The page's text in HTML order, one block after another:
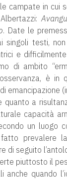
campate in cui
. Date le
singoli testi,
e
di ambito
è in
emancipazione
a
capacità
un luogo
prevalere
di seguito
piuttosto il
anche quando